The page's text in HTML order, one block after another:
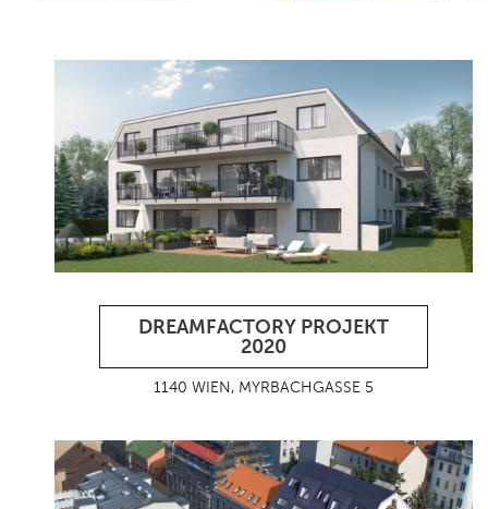
DREAMFACTORY PROJEKT
2020
1140 WIEN, MYRBACHGASSE 5